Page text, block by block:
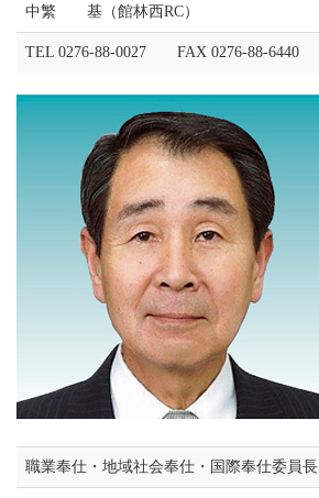
中繁 基（館林西RC）
TEL 0276-88-0027 FAX 0276-88-6440
職業奉仕・地域社会奉仕・国際奉仕委員長